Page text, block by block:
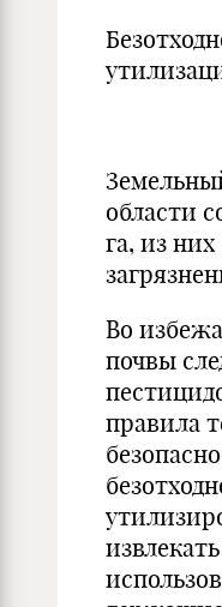
области
га, из них
Во
почвы
правила